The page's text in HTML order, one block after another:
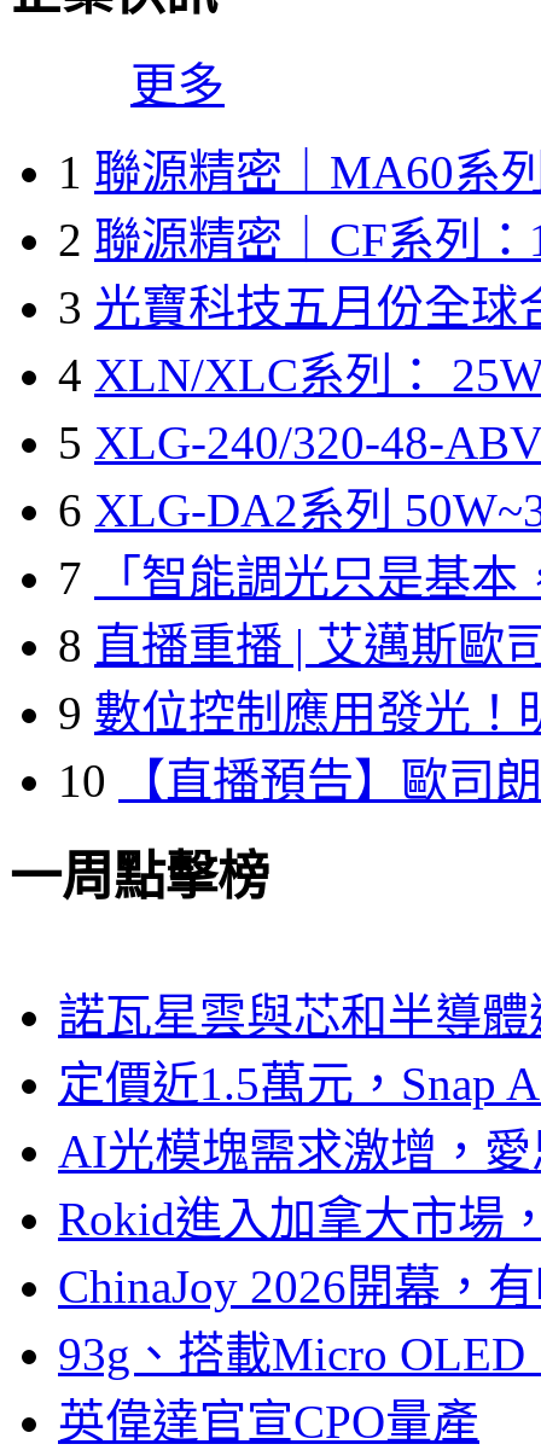
更多
1 聯源精密｜MA60系
2 聯源精密｜CF系列：
3 光寶科技五月份全球
4 XLN/XLC系列：
5 XLG-240/320-48-
6 XLG-DA2系列
7
「智能調光只是基本
8 直播重播 | 艾邁斯歐
9 數位控制應用發光！
10
【直播預告】歐司
一周點擊榜
諾瓦星雲與芯和半導
定價近1.5萬元，Snap
AI光模塊需求激增，
Rokid進入加拿大市場
ChinaJoy 2026開幕，
93g、搭載Micro
英偉達官宣CPO量產